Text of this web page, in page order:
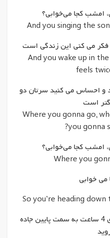
امشب کجا می‌خوابی؟
And you singing the
فکر می کنی این زندگی است
And you wake up in
feels
و احساس می کنید سرتان دو
است
Where you gonna go,
you gonna
امشب کجا می‌خوابی؟
Where you
خوابی
So you’re heading
بنابراین شما با تاکسی خود برای 4 ساعت به سمت پایین جاده